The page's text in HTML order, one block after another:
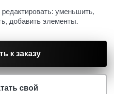
уменьшить,
добавить элементы.
к заказу
свой